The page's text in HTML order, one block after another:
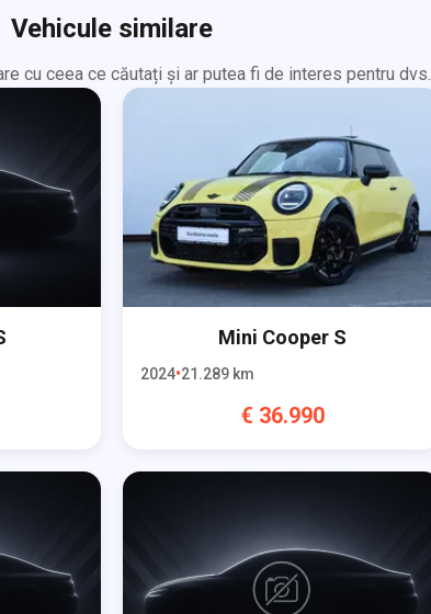
Vehicule similare
cu ceea ce căutați și ar putea fi de interes pentru dvs.
Mini Cooper S
2024 21.289 km
€ 36.990